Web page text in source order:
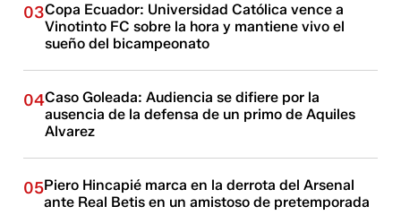
03Copa Ecuador: Universidad Católica vence a
Vinotinto FC sobre la hora y mantiene vivo el
sueño del bicampeonato
04Caso Goleada: Audiencia se difiere por la
ausencia de la defensa de un primo de Aquiles
Alvarez
05Piero Hincapié marca en la derrota del Arsenal
ante Real Betis en un amistoso de pretemporada